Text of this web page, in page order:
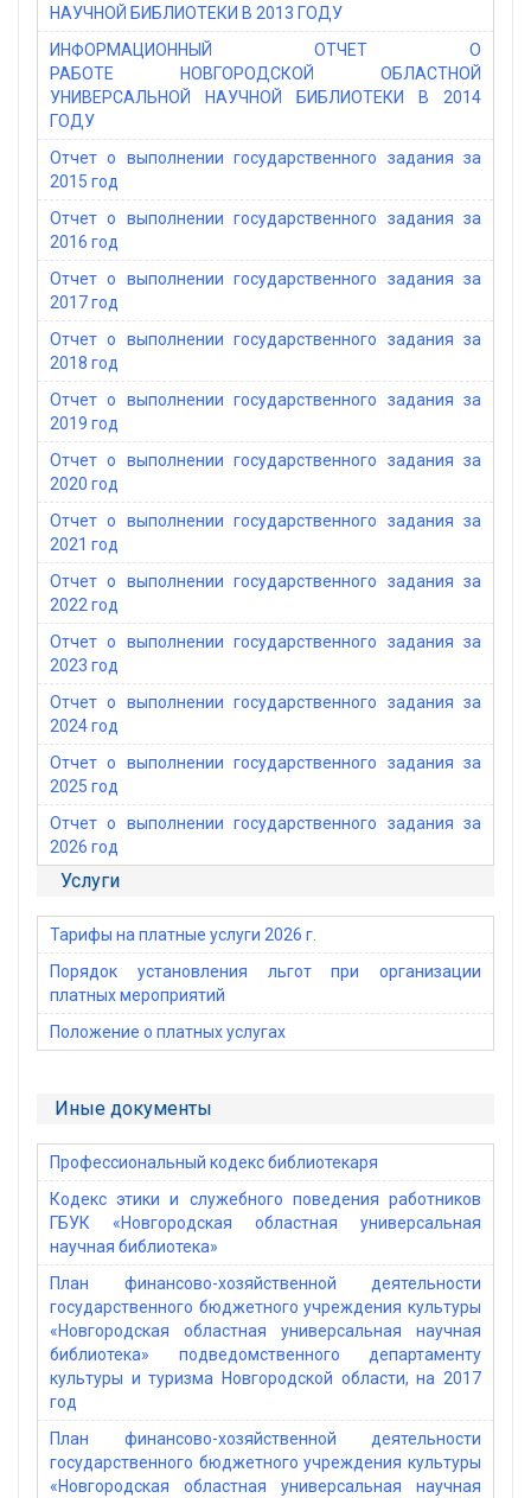
НАУЧНОЙ БИБЛИОТЕКИ В 2013 ГОДУ
ИНФОРМАЦИОННЫЙ ОТЧЕТ О
РАБОТЕ НОВГОРОДСКОЙ ОБЛАСТНОЙ
УНИВЕРСАЛЬНОЙ НАУЧНОЙ БИБЛИОТЕКИ В 2014
ГОДУ
Отчет о выполнении государственного задания за
2015 год
Отчет о выполнении государственного задания за
2016 год
Отчет о выполнении государственного задания за
2017 год
Отчет о выполнении государственного задания за
2018 год
Отчет о выполнении государственного задания за
2019 год
Отчет о выполнении государственного задания за
2020 год
Отчет о выполнении государственного задания за
2021 год
Отчет о выполнении государственного задания за
2022 год
Отчет о выполнении государственного задания за
2023 год
Отчет о выполнении государственного задания за
2024 год
Отчет о выполнении государственного задания за
2025 год
Отчет о выполнении государственного задания за
2026 год
Услуги
Тарифы на платные услуги 2026 г.
Порядок установления льгот при организации
платных мероприятий
Положение о платных услугах
Иные документы
Профессиональный кодекс библиотекаря
Кодекс этики и служебного поведения работников
ГБУК «Новгородская областная универсальная
научная библиотека»
План финансово-хозяйственной деятельности
государственного бюджетного учреждения культуры
«Новгородская областная универсальная научная
библиотека» подведомственного департаменту
культуры и туризма Новгородской области, на 2017
год
План финансово-хозяйственной деятельности
государственного бюджетного учреждения культуры
«Новгородская областная универсальная научная